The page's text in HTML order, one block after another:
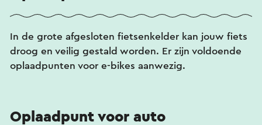
In de grote afgesloten fietsenkelder kan jouw fiets
droog en veilig gestald worden. Er zijn voldoende
oplaadpunten voor e-bikes aanwezig.
Oplaadpunt voor auto